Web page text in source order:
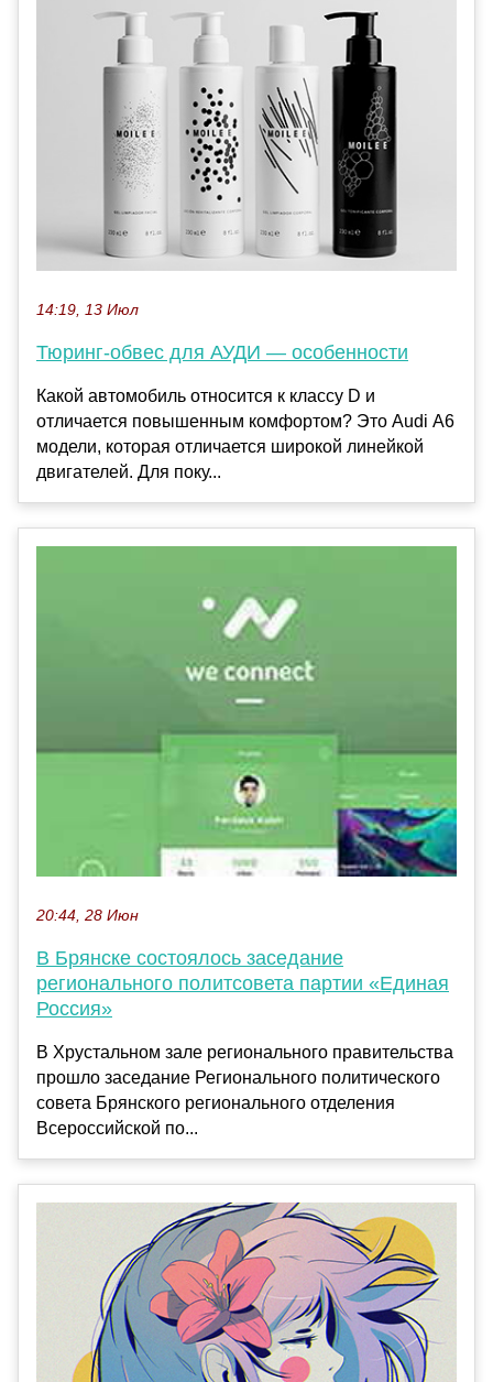
14:19, 13 Июл
Тюринг-обвес для АУДИ — особенности
Какой автомобиль относится к классу D и
отличается повышенным комфортом? Это Audi А6
модели, которая отличается широкой линейкой
двигателей. Для поку...
20:44, 28 Июн
В Брянске состоялось заседание
регионального политсовета партии «Единая
Россия»
В Хрустальном зале регионального правительства
прошло заседание Регионального политического
совета Брянского регионального отделения
Всероссийской по...